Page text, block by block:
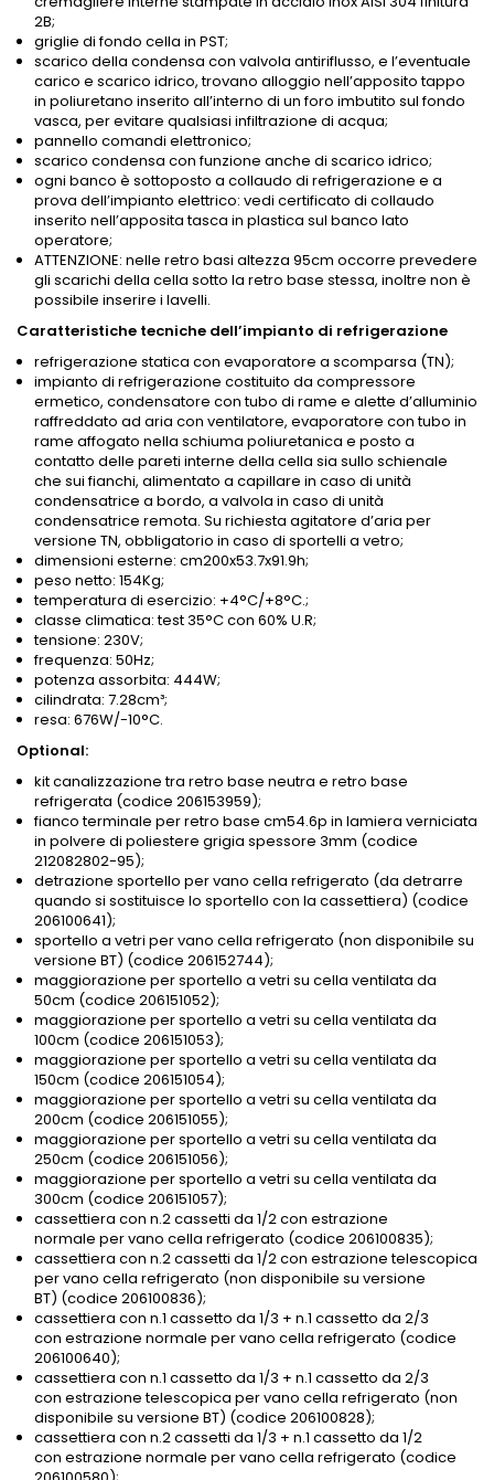
2B;
griglie di fondo cella in PST;
scarico della condensa con valvola antiriflusso, e l’eventuale
carico e scarico idrico, trovano alloggio nell’apposito tappo
in poliuretano inserito all’interno di un foro imbutito sul fondo
vasca, per evitare qualsiasi infiltrazione di acqua;
pannello comandi elettronico;
scarico condensa con funzione anche di scarico idrico;
ogni banco è sottoposto a collaudo di refrigerazione e a
prova dell’impianto elettrico: vedi certificato di collaudo
inserito nell’apposita tasca in plastica sul banco lato
operatore;
ATTENZIONE: nelle retro basi altezza 95cm occorre prevedere
gli scarichi della cella sotto la retro base stessa, inoltre non è
possibile inserire i lavelli.
Caratteristiche tecniche dell’impianto di refrigerazione
refrigerazione statica con evaporatore a scomparsa (TN);
impianto di refrigerazione costituito da compressore
ermetico, condensatore con tubo di rame e alette d’alluminio
raffreddato ad aria con ventilatore, evaporatore con tubo in
rame affogato nella schiuma poliuretanica e posto a
contatto delle pareti interne della cella sia sullo schienale
che sui fianchi, alimentato a capillare in caso di unità
condensatrice a bordo, a valvola in caso di unità
condensatrice remota. Su richiesta agitatore d’aria per
versione TN, obbligatorio in caso di sportelli a vetro;
dimensioni esterne: cm200x53.7x91.9h;
peso netto: 154Kg;
temperatura di esercizio: +4°C/+8°C.;
classe climatica: test 35°C con 60% U.R;
tensione: 230V;
frequenza: 50Hz;
potenza assorbita: 444W;
cilindrata: 7.28cm³;
resa: 676W/-10°C.
Optional:
kit canalizzazione tra retro base neutra e retro base
refrigerata (codice 206153959);
fianco terminale per retro base cm54.6p in lamiera verniciata
in polvere di poliestere grigia spessore 3mm (codice
212082802-95);
detrazione sportello per vano cella refrigerato (da detrarre
quando si sostituisce lo sportello con la cassettiera) (codice
206100641);
sportello a vetri per vano cella refrigerato (non disponibile su
versione BT) (codice 206152744);
maggiorazione per sportello a vetri su cella ventilata da
50cm (codice 206151052);
maggiorazione per sportello a vetri su cella ventilata da
100cm (codice 206151053);
maggiorazione per sportello a vetri su cella ventilata da
150cm (codice 206151054);
maggiorazione per sportello a vetri su cella ventilata da
200cm (codice 206151055);
maggiorazione per sportello a vetri su cella ventilata da
250cm (codice 206151056);
maggiorazione per sportello a vetri su cella ventilata da
300cm (codice 206151057);
cassettiera con n.2 cassetti da 1/2 con estrazione
normale per vano cella refrigerato (codice 206100835);
cassettiera con n.2 cassetti da 1/2 con estrazione telescopica
per vano cella refrigerato (non disponibile su versione
BT) (codice 206100836);
cassettiera con n.1 cassetto da 1/3 + n.1 cassetto da 2/3
con estrazione normale per vano cella refrigerato (codice
206100640);
cassettiera con n.1 cassetto da 1/3 + n.1 cassetto da 2/3
con estrazione telescopica per vano cella refrigerato (non
disponibile su versione BT) (codice 206100828);
cassettiera con n.2 cassetti da 1/3 + n.1 cassetto da 1/2
con estrazione normale per vano cella refrigerato (codice